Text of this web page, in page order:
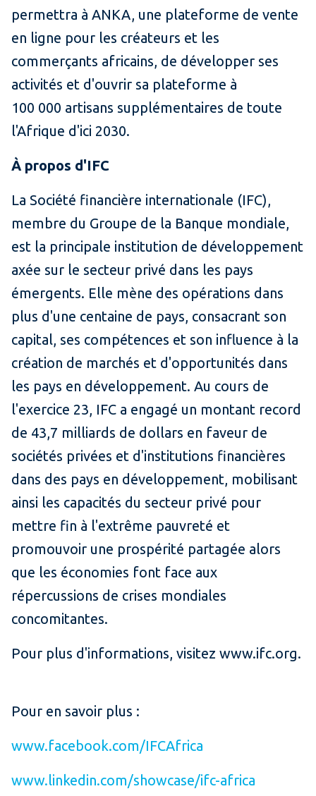
permettra à ANKA, une plateforme de vente
en ligne pour les créateurs et les
commerçants africains, de développer ses
activités et d'ouvrir sa plateforme à
100 000 artisans supplémentaires de toute
l'Afrique d'ici 2030.
À propos d'IFC
La Société financière internationale (IFC),
membre du Groupe de la Banque mondiale,
est la principale institution de développement
axée sur le secteur privé dans les pays
émergents. Elle mène des opérations dans
plus d'une centaine de pays, consacrant son
capital, ses compétences et son influence à la
création de marchés et d'opportunités dans
les pays en développement. Au cours de
l'exercice 23, IFC a engagé un montant record
de 43,7 milliards de dollars en faveur de
sociétés privées et d'institutions financières
dans des pays en développement, mobilisant
ainsi les capacités du secteur privé pour
mettre fin à l'extrême pauvreté et
promouvoir une prospérité partagée alors
que les économies font face aux
répercussions de crises mondiales
concomitantes.
Pour plus d'informations, visitez www.ifc.org.
Pour en savoir plus :
www.facebook.com/IFCAfrica
www.linkedin.com/showcase/ifc-africa